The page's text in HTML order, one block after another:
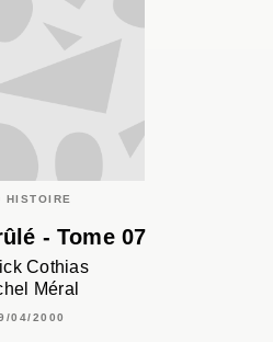
HISTOIRE
- Tome 07
Cothias
Méral
04/2000